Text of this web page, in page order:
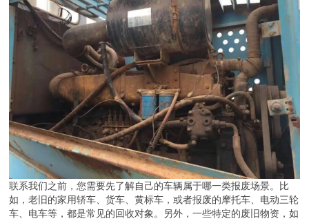
联系我们之前，您需要先了解自己的车辆属于哪一类报废场景。比
如，老旧的家用轿车、货车、黄标车，或者报废的摩托车、电动三轮
车、电车等，都是常见的回收对象。另外，一些特定的废旧物资，如